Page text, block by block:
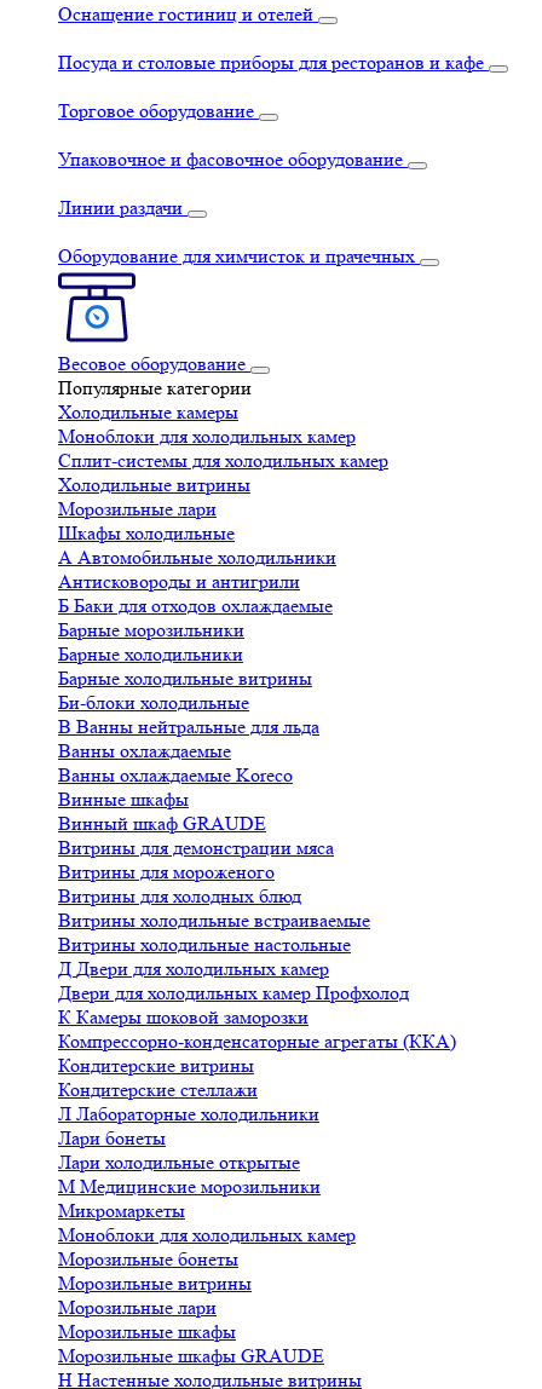
Оснащение гостиниц и отелей
Посуда и столовые приборы для ресторанов и кафе
Торговое оборудование
Упаковочное и фасовочное оборудование
Линии раздачи
Оборудование для химчисток и прачечных
Весовое оборудование
Популярные категории
Холодильные камеры
Моноблоки для холодильных камер
Сплит-системы для холодильных камер
Холодильные витрины
Морозильные лари
Шкафы холодильные
А Автомобильные холодильники
Антисковороды и антигрили
Б Баки для отходов охлаждаемые
Барные морозильники
Барные холодильники
Барные холодильные витрины
Би-блоки холодильные
В Ванны нейтральные для льда
Ванны охлаждаемые
Ванны охлаждаемые Koreco
Винные шкафы
Винный шкаф GRAUDE
Витрины для демонстрации мяса
Витрины для мороженого
Витрины для холодных блюд
Витрины холодильные встраиваемые
Витрины холодильные настольные
Д Двери для холодильных камер
Двери для холодильных камер Профхолод
К Камеры шоковой заморозки
Компрессорно-конденсаторные агрегаты (ККА)
Кондитерские витрины
Кондитерские стеллажи
Л Лабораторные холодильники
Лари бонеты
Лари холодильные открытые
М Медицинские морозильники
Микромаркеты
Моноблоки для холодильных камер
Морозильные бонеты
Морозильные витрины
Морозильные лари
Морозильные шкафы
Морозильные шкафы GRAUDE
Н Настенные холодильные витрины